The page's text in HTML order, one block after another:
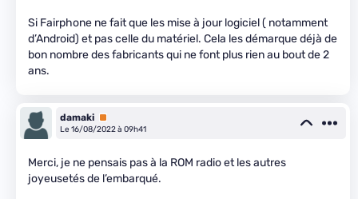
Si Fairphone ne fait que les mise à jour logiciel ( notamment
d’Android) et pas celle du matériel. Cela les démarque déjà de
bon nombre des fabricants qui ne font plus rien au bout de 2
ans.
damaki Premium
Le 16/08/2022 à 09h41
Merci, je ne pensais pas à la ROM radio et les autres
joyeusetés de l’embarqué.